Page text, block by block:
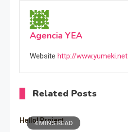
Agencia YEA
Website http://www.yumeki.net
Related Posts
4 MINS READ
Hello! Project